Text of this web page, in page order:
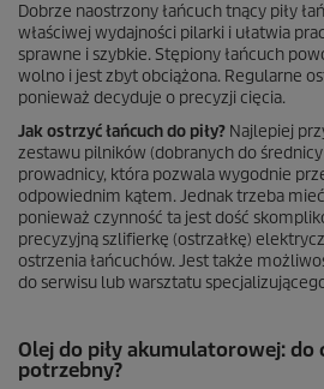
Dobrze naostrzony łańcuch tnący piły
właściwej wydajności pilarki i ułatwia
sprawne i szybkie. Stępiony łańcuch
wolno i jest zbyt obciążona. Regularne
ponieważ decyduje o precyzji cięcia.
Jak ostrzyć łańcuch do piły? Najlepiej
zestawu pilników (dobranych do średnicy
prowadnicy, która pozwala wygodnie
odpowiednim kątem. Jednak trzeba
ponieważ czynność ta jest dość
precyzyjną szlifierkę (ostrzałkę)
ostrzenia łańcuchów. Jest także
do serwisu lub warsztatu
Olej do piły akumulatorowej: do
potrzebny?